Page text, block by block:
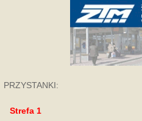
PRZYSTANKI:
Strefa 1